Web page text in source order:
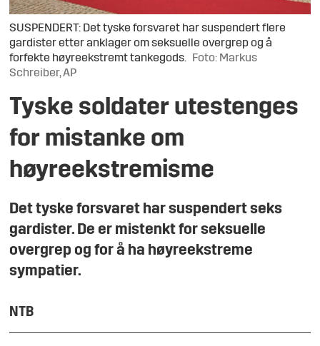
SUSPENDERT: Det tyske forsvaret har suspendert flere
gardister etter anklager om seksuelle overgrep og å
forfekte høyreekstremt tankegods.
Foto: Markus
Schreiber, AP
Tyske soldater utestenges
for mistanke om
høyreekstremisme
Det tyske forsvaret har suspendert seks
gardister. De er mistenkt for seksuelle
overgrep og for å ha høyreekstreme
sympatier.
NTB